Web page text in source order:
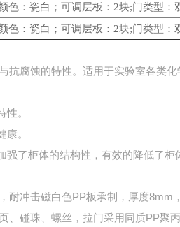
色：瓷白；可调层板：2块;门类型：
色：瓷白；可调层板：2块;门类型：
抗腐蚀的特性。适用于实验室各类
性。
康。
强了柜体的结构性，有效的降低了柜
耐冲击磁白色PP板承制，厚度8mm
、碰珠、螺丝，拉门采用同质PP聚丙